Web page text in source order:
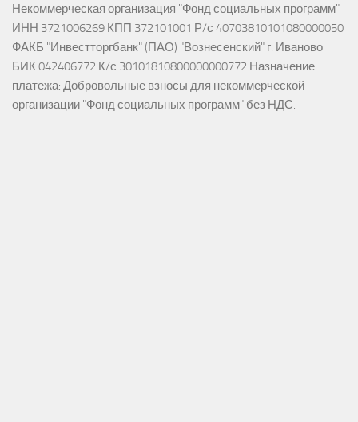
Некоммерческая организация "Фонд социальных программ"
ИНН 3721006269 КПП 372101001 Р/с 40703810101080000050
ФАКБ "Инвестторгбанк" (ПАО) "Вознесенский" г. Иваново
БИК 042406772 К/с 30101810800000000772 Назначение
платежа: Добровольные взносы для некоммерческой
организации "Фонд социальных программ" без НДС.